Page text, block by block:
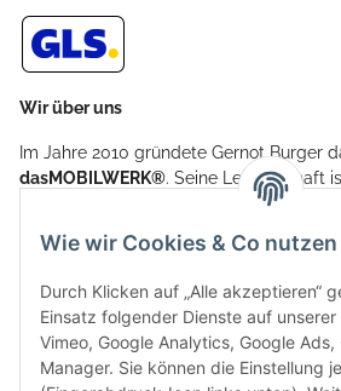
Wir über uns
Im Jahre 2010 gründete Gernot Burger
dasMOBILWERK®. Seine Leidenschaft
ein Car Cover anzubieten - passgenau
Aufgrund der vielen positiven
weitere Produkte, wie Reifenschuhe,
Seine Reifenschoner werden in
sind mit hochwertigen Techniken und
dasMOBILWERK® ist seit der Gründung
Familienunternehmen, welches sich seit
Wie wir Cookies & Co nutzen
Durch Klicken auf „Alle akzeptieren“
Einsatz folgender Dienste auf unserer
Vimeo, Google Analytics, Google Ads,
Manager. Sie können die Einstellung